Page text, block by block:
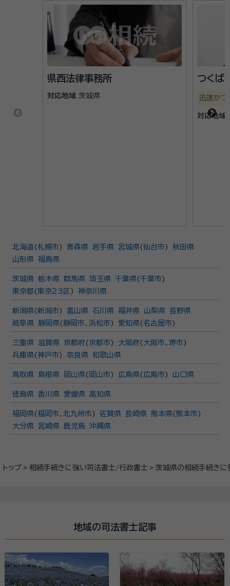
トップ 相続手続きに強い司法書士/行政書士 茨城県の相続手続き
県西法律事務所
対応地域 茨城県
つくば
迅速かつ
対応地域
北海道 (札幌市) 青森県 岩手県 宮城県(仙台市)
秋田県
山形県 福島県
茨城県 栃木県 群馬県 埼玉県 千葉県(千葉市)
東京都 (東京23区) 神奈川県
新潟県(新潟市) 富山県 石川県 福井県 山梨県 長野県
岐阜県
静岡県(静岡市、 浜松市) 愛知県(名古屋市)
三重県 滋賀県 京都府(京都市) 大阪府(大阪市、 堺市)
兵庫県(神戸市) 奈良県 和歌山県
鳥取県 島根県 岡山県( 岡山市) 広島県(広島市) 山口県
徳島県 香川県 愛媛県 高知県
福岡県(福岡市、 北九州市) 佐賀県 長崎県 熊本県(熊本市)
大分県
宮崎県 鹿児島 沖縄県
地域の司法書士記事